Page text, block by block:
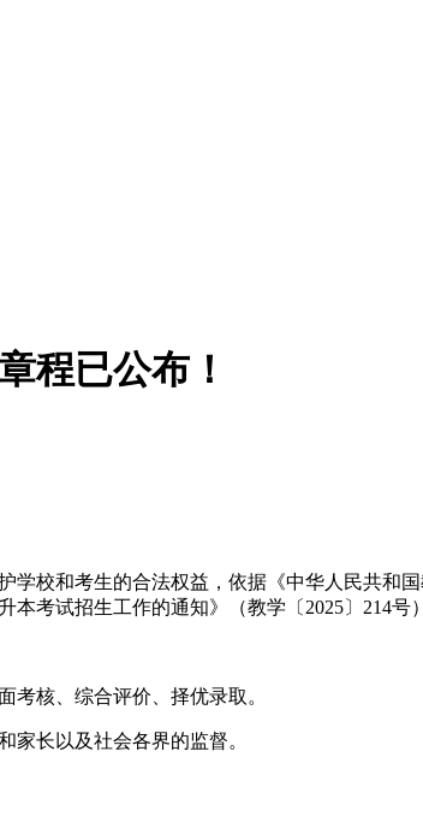
程已公布！
学校和考生的合法权益，依据《中华人民共和
考试招生工作的通知》（教学〔2025〕214
考核、综合评价、择优录取。
家长以及社会各界的监督。